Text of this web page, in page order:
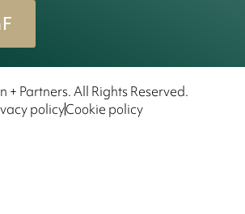
+ Partners. All Rights Reserved.
policyCookie policy